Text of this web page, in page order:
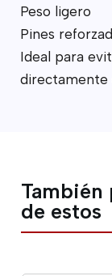
Peso ligero
Pines
Ideal para
directamente
de estos